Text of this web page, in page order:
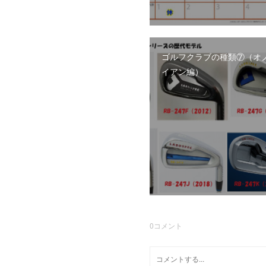
ゴルフクラブの種類⑦（オ
イアン編）
0コメント